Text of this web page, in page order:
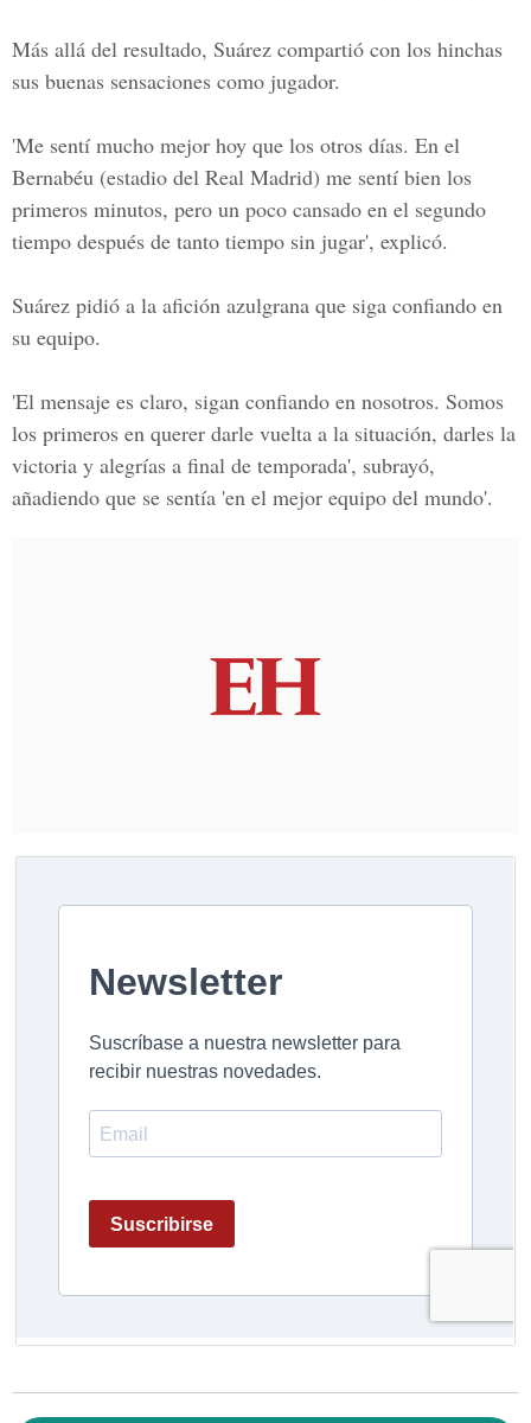
Más allá del resultado, Suárez compartió con los hinchas
sus buenas sensaciones como jugador.
'Me sentí mucho mejor hoy que los otros días. En el
Bernabéu (estadio del Real Madrid) me sentí bien los
primeros minutos, pero un poco cansado en el segundo
tiempo después de tanto tiempo sin jugar', explicó.
Suárez pidió a la afición azulgrana que siga confiando en
su equipo.
'El mensaje es claro, sigan confiando en nosotros. Somos
los primeros en querer darle vuelta a la situación, darles la
victoria y alegrías a final de temporada', subrayó,
añadiendo que se sentía 'en el mejor equipo del mundo'.